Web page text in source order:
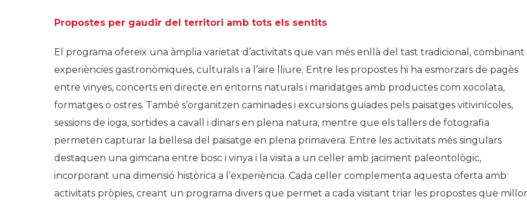
Propostes per gaudir del territori amb tots els sentits
El programa ofereix una àmplia varietat d’activitats que van més enllà del tast tradicional, combinant
experiències gastronòmiques, culturals i a l’aire lliure. Entre les propostes hi ha esmorzars de pagès
entre vinyes, concerts en directe en entorns naturals i maridatges amb productes com xocolata,
formatges o ostres. També s’organitzen caminades i excursions guiades pels paisatges vitivinícoles,
sessions de ioga, sortides a cavall i dinars en plena natura, mentre que els tallers de fotografia
permeten capturar la bellesa del paisatge en plena primavera. Entre les activitats més singulars
destaquen una gimcana entre bosc i vinya i la visita a un celler amb jaciment paleontològic,
incorporant una dimensió històrica a l’experiència. Cada celler complementa aquesta oferta amb
activitats pròpies, creant un programa divers que permet a cada visitant triar les propostes que millor